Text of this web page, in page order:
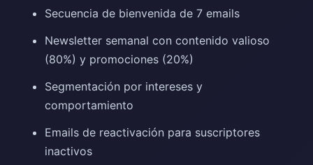
Secuencia de bienvenida de 7 emails
Newsletter semanal con contenido valioso
(80%) y promociones (20%)
Segmentación por intereses y
comportamiento
Emails de reactivación para suscriptores
inactivos